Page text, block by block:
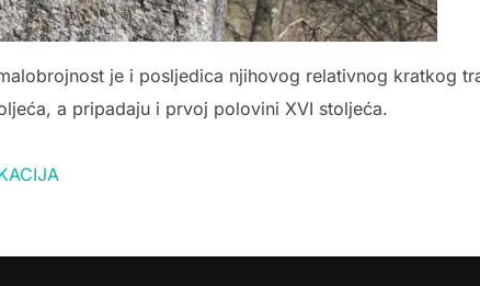
je i posljedica njihovog relativnog kratkog
a pripadaju i prvoj polovini XVI stoljeća.